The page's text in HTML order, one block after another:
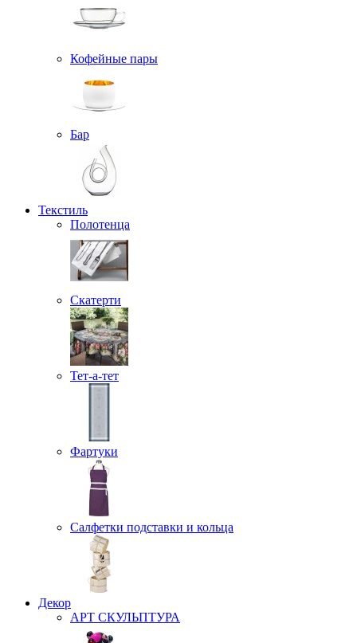
Кофейные пары
Бар
Текстиль
Полотенца
Скатерти
Тет-а-тет
Фартуки
Салфетки подставки и кольца
Декор
АРТ СКУЛЬПТУРА